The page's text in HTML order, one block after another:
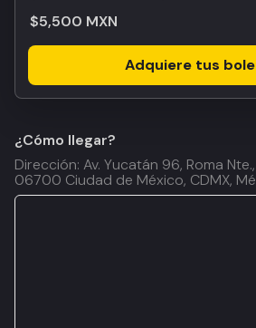
$5,500 MXN
Adquiere tus
¿Cómo llegar?
Dirección: Av. Yucatán 96, Roma
06700 Ciudad de México, CDMX,